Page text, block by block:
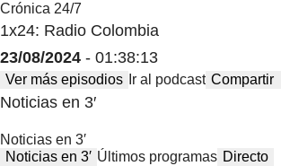
Crónica 24/7
1x24: Radio Colombia
23/08/2024 - 01:38:13
Ver más episodios Ir al podcast Compartir
Noticias en 3′
Noticias en 3′
Noticias en 3′ Últimos programas Directo